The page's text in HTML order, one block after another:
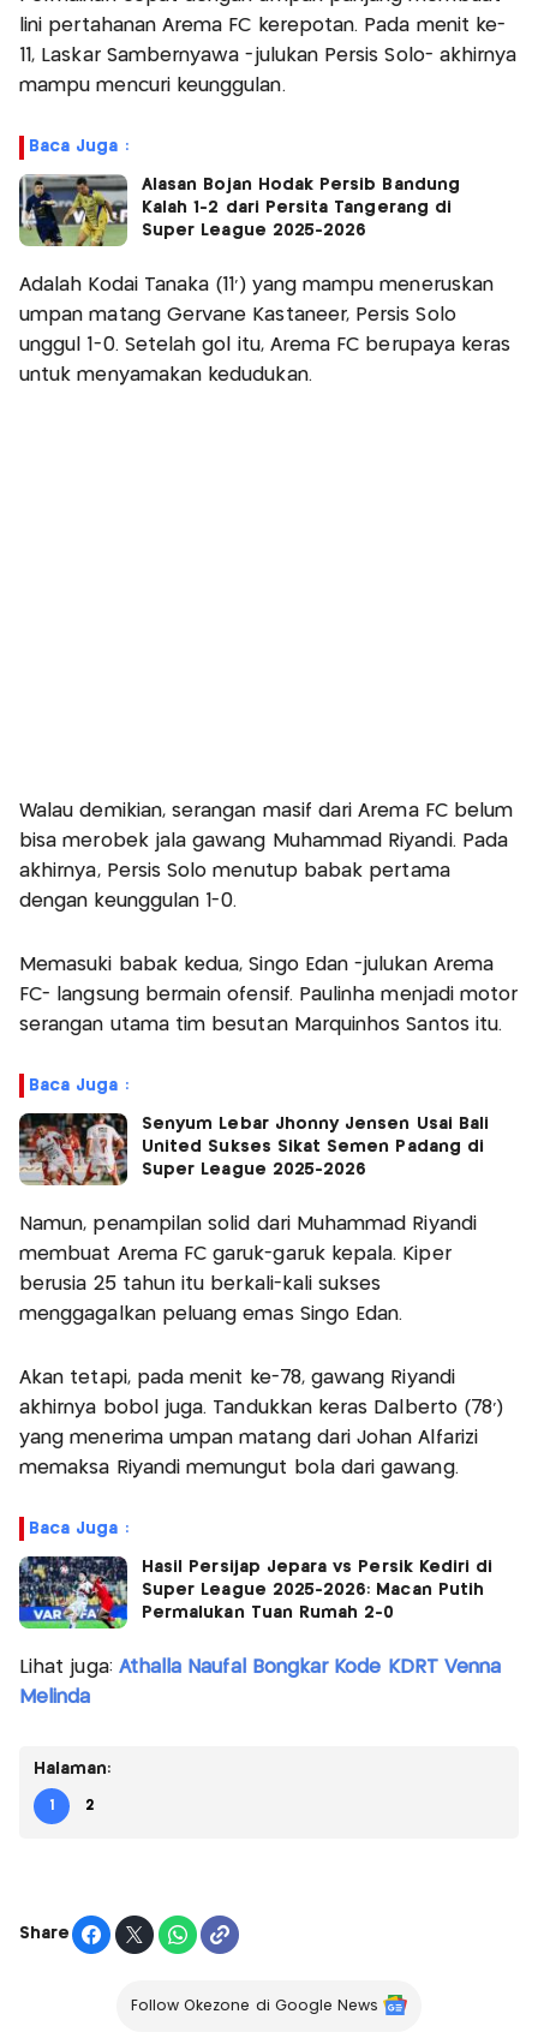
lini pertahanan Arema FC kerepotan. Pada menit ke-
11, Laskar Sambernyawa -julukan Persis Solo- akhirnya
mampu mencuri keunggulan.
Baca Juga :
Alasan Bojan Hodak Persib Bandung
Kalah 1-2 dari Persita Tangerang di
Super League 2025-2026
Adalah Kodai Tanaka (11') yang mampu meneruskan
umpan matang Gervane Kastaneer, Persis Solo
unggul 1-0. Setelah gol itu, Arema FC berupaya keras
untuk menyamakan kedudukan.
Walau demikian, serangan masif dari Arema FC belum
bisa merobek jala gawang Muhammad Riyandi. Pada
akhirnya, Persis Solo menutup babak pertama
dengan keunggulan 1-0.
Memasuki babak kedua, Singo Edan -julukan Arema
FC- langsung bermain ofensif. Paulinha menjadi motor
serangan utama tim besutan Marquinhos Santos itu.
Baca Juga :
Senyum Lebar Jhonny Jensen Usai Bali
United Sukses Sikat Semen Padang di
Super League 2025-2026
Namun, penampilan solid dari Muhammad Riyandi
membuat Arema FC garuk-garuk kepala. Kiper
berusia 25 tahun itu berkali-kali sukses
menggagalkan peluang emas Singo Edan.
Akan tetapi, pada menit ke-78, gawang Riyandi
akhirnya bobol juga. Tandukkan keras Dalberto (78')
yang menerima umpan matang dari Johan Alfarizi
memaksa Riyandi memungut bola dari gawang.
Baca Juga :
Hasil Persijap Jepara vs Persik Kediri di
Super League 2025-2026: Macan Putih
Permalukan Tuan Rumah 2-0
Lihat juga: Athalla Naufal Bongkar Kode KDRT Venna
Melinda
Halaman:
1 2
Share
Follow Okezone di Google News